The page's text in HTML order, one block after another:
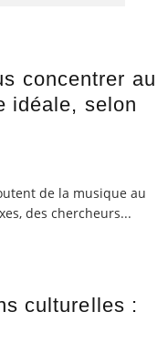
concentrer au
idéale, selon
de la musique au
des chercheurs...
culturelles :